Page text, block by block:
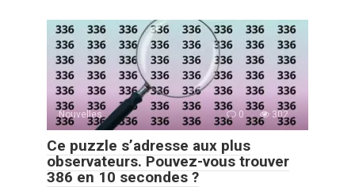
Nouvelles 0 302
Ce puzzle s’adresse aux plus
observateurs. Pouvez-vous trouver
386 en 10 secondes ?